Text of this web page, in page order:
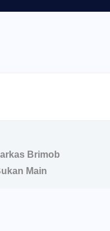
Brimob
Main